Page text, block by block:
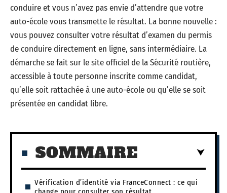
conduire et vous n’avez pas envie d’attendre que votre
auto-école vous transmette le résultat. La bonne nouvelle :
vous pouvez consulter votre résultat d’examen du permis
de conduire directement en ligne, sans intermédiaire. La
démarche se fait sur le site officiel de la Sécurité routière,
accessible à toute personne inscrite comme candidat,
qu’elle soit rattachée à une auto-école ou qu’elle se soit
présentée en candidat libre.
SOMMAIRE
Vérification d’identité via FranceConnect : ce qui